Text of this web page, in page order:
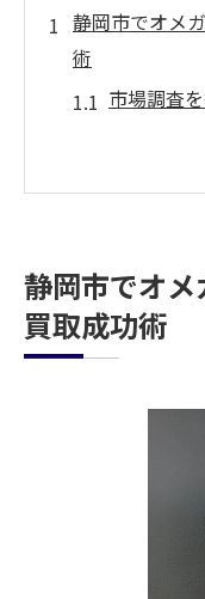
静岡市でオメ
術
市場調査
買取ショ
静岡市で
ングの重要
買取プロ
取引を目
静岡市で
オメガ時計買
静岡市の
静岡市でオ
買取成功術